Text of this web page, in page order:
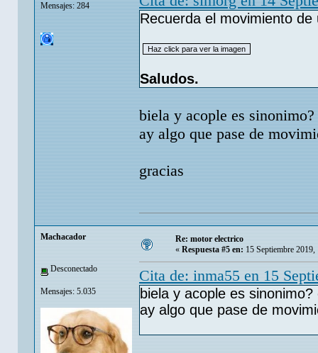
Mensajes: 284
Recuerda el movimiento
Saludos.
biela y acople es
ay algo que pase de
gracias
Machacador
Desconectado
Mensajes: 5.035
Re: motor electrico
« Respuesta #5 en: 15 Septiembre
Cita de: inma55 en 15
biela y acople es
ay algo que pase de